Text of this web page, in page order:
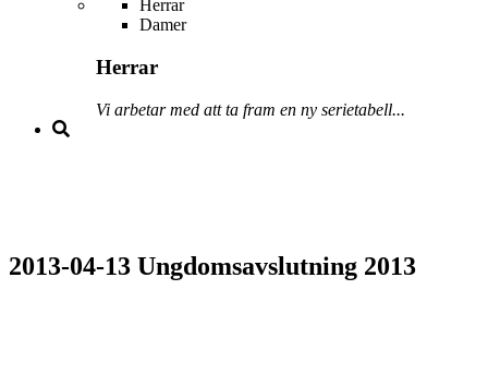
Herrar
Damer
Herrar
Vi arbetar med att ta fram en ny serietabell...
2013-04-13 Ungdomsavslutning 2013